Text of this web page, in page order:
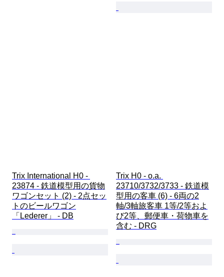
Trix International H0 -
23874 - 鉄道模型用の貨物
ワゴンセット (2) - 2点セッ
トのビールワゴン
「Lederer」 - DB
Trix H0 - o.a.
23710/3732/3733 - 鉄道模
型用の客車 (6) - 6両の2
軸/3軸旅客車 1等/2等およ
び2等、郵便車・荷物車を
含む - DRG